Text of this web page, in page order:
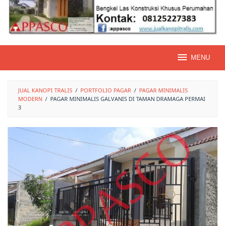
MENU
JUAL KANOPI TRALIS / PORTFOLIO PAGAR / PAGAR MINIMALIS
MODERN / PAGAR MINIMALIS GALVANIS DI TAMAN DRAMAGA PERMAI
3